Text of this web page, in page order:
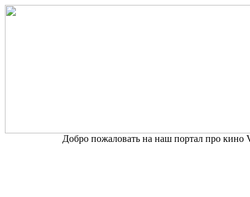
Добро пожаловать на наш портал про кино